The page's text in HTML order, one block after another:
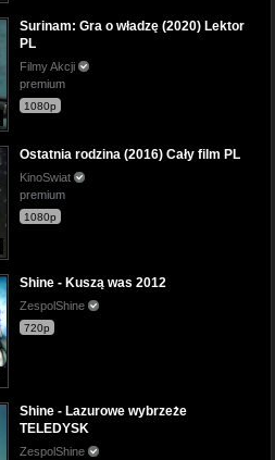
Surinam: Gra o władzę (2020) Lektor
PL
Filmy Akcji
premium
1080p
Ostatnia rodzina (2016) Cały film PL
KinoSwiat
premium
1080p
Shine - Kuszą was 2012
ZespolShine
720p
Shine - Lazurowe wybrzeże
TELEDYSK
ZespolShine